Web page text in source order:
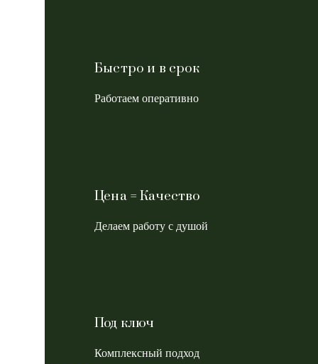
Быстро и в срок
Работаем оперативно
Цена = Качество
Делаем работу с душой
Под ключ
Комплексный подход